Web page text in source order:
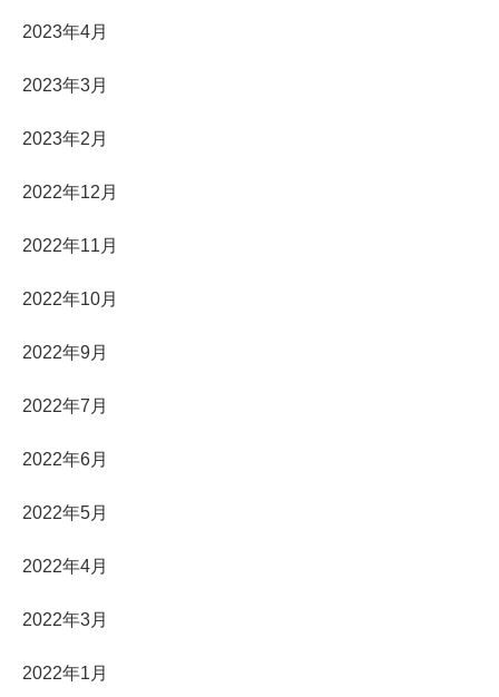
2023年4月
2023年3月
2023年2月
2022年12月
2022年11月
2022年10月
2022年9月
2022年7月
2022年6月
2022年5月
2022年4月
2022年3月
2022年1月